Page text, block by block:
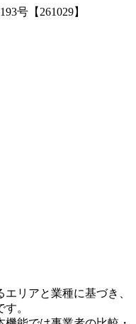
号【261029】
リアと業種に基づき、
。